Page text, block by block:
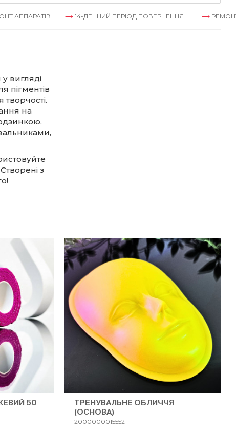
14-ДЕННИЙ ПЕРІОД ПОВЕРНЕННЯ РЕМОНТ
вигляді
пігментів
на
з
50
ТРЕНУВАЛЬНЕ ОБЛИЧЧЯ
(ОСНОВА)
2000000015552